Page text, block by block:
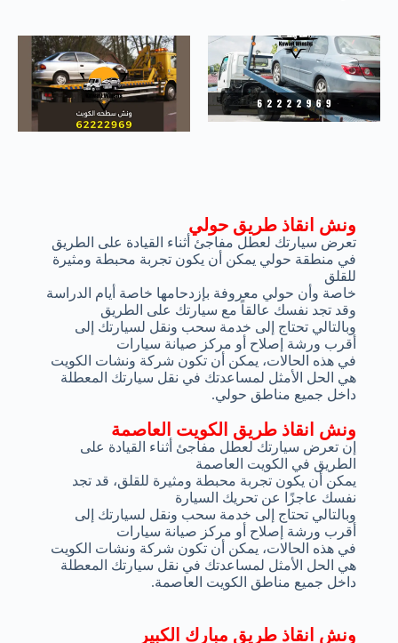
ونش انقاذ طريق الكويت العاصمة
إن تعرض سيارتك لعطل مفاجئ أثناء القيادة على
الطريق في الكويت العاصمة
يمكن أن يكون تجربة محبطة ومثيرة للقلق، قد تجد
نفسك عاجزًا عن تحريك السيارة
وبالتالي تحتاج إلى خدمة سحب ونقل لسيارتك إلى
أقرب ورشة إصلاح أو مركز صيانة سيارات
في هذه الحالات، يمكن أن تكون شركة ونشات الكويت
هي الحل الأمثل لمساعدتك في نقل سيارتك المعطلة
داخل جميع مناطق الكويت العاصمة.
ونش انقاذ طريق حولي
تعرض سيارتك لعطل مفاجئ أثناء القيادة على الطريق
في منطقة حولي يمكن أن يكون تجربة محبطة ومثيرة
للقلق
خاصة وأن حولي معروفة بإزدحامها خاصة أيام الدراسة
وقد تجد نفسك عالقاً مع سيارتك على الطريق
وبالتالي تحتاج إلى خدمة سحب ونقل لسيارتك إلى
أقرب ورشة إصلاح أو مركز صيانة سيارات
في هذه الحالات، يمكن أن تكون شركة ونشات الكويت
هي الحل الأمثل لمساعدتك في نقل سيارتك المعطلة
داخل جميع مناطق حولي.
ونش انقاذ طريق مبارك الكبير